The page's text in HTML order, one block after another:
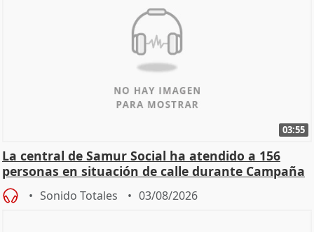
03:55
La central de Samur Social ha atendido a 156
personas en situación de calle durante Campaña
de Calor
Sonido Totales 03/08/2026